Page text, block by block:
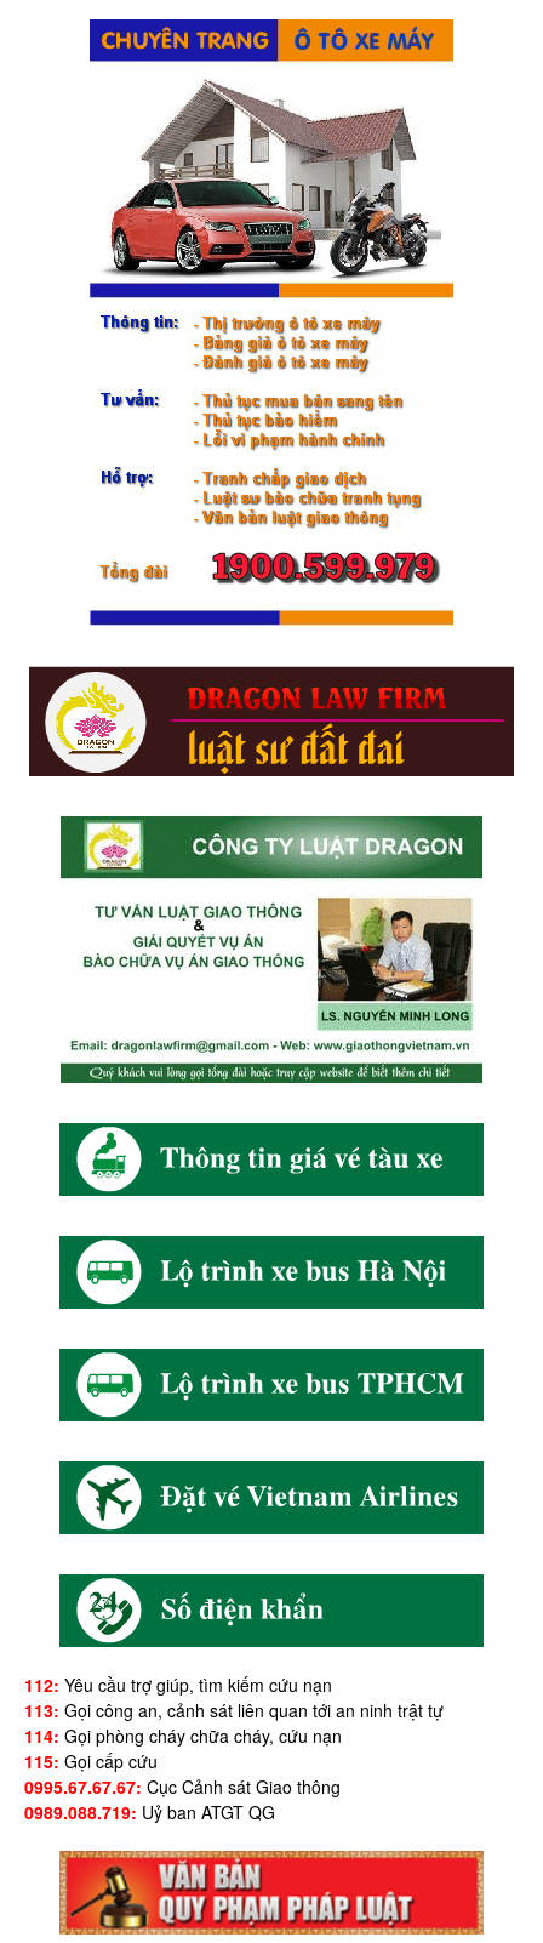
112: Yêu cầu trợ giúp, tìm kiếm cứu nạn
113: Gọi công an, cảnh sát liên quan tới an ninh trật tự
114: Gọi phòng cháy chữa cháy, cứu nạn
115: Gọi cấp cứu
0995.67.67.67: Cục Cảnh sát Giao thông
0989.088.719: Uỷ ban ATGT QG